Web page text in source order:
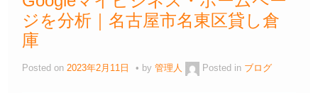
ジを分析｜名古屋市名東区貸し倉
庫
Posted on 2023年2月11日 by 管理人 Posted in ブログ